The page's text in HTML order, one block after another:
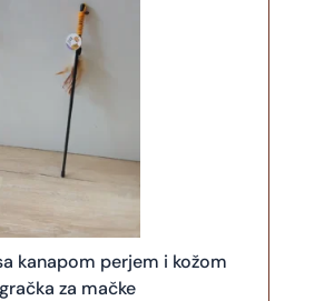
kanapom perjem i kožom
za mačke